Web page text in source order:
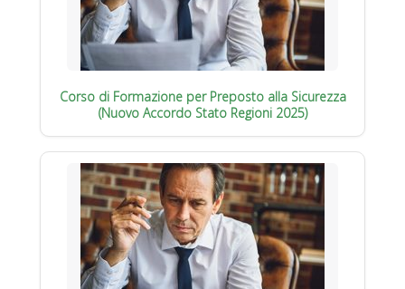
Corso di Formazione per Preposto alla Sicurezza
(Nuovo Accordo Stato Regioni 2025)